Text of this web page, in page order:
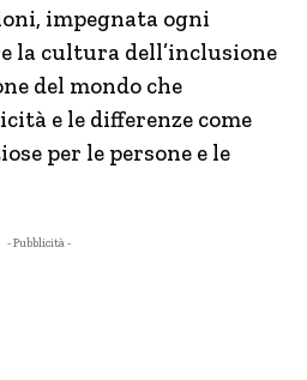
impegnata ogni
la cultura dell’inclusione
del mondo che
e le differenze come
per le persone e le
- Pubblicità -